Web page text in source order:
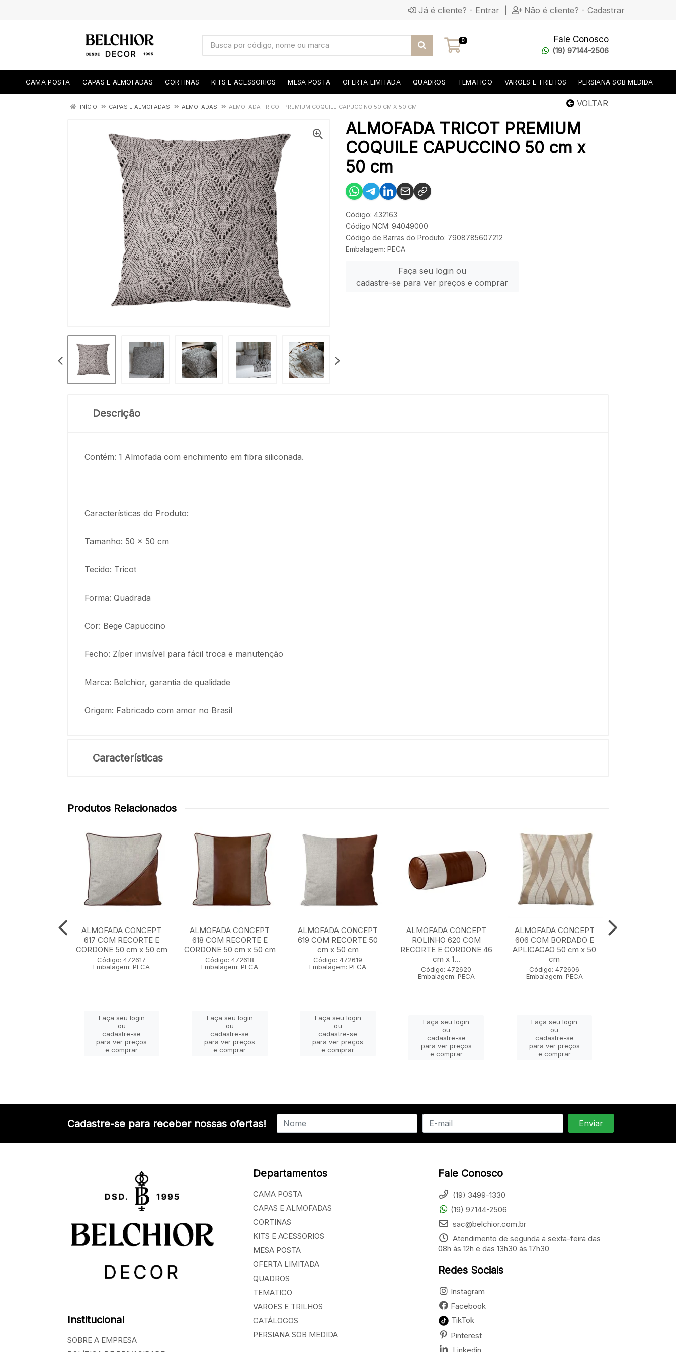
Já é cliente? - Entrar Não é cliente? - Cadastrar
0 Fale Conosco
(19) 97144-2506
CAMA POSTA CAPAS E ALMOFADAS CORTINAS KITS E ACESSORIOS MESA POSTA OFERTA LIMITADA QUADROS TEMATICO VAROES E TRILHOS PERSIANA SOB MEDIDA
VOLTAR
INÍCIO CAPAS E ALMOFADAS ALMOFADAS ALMOFADA TRICOT PREMIUM COQUILE CAPUCCINO 50 CM X 50 CM
ALMOFADA TRICOT PREMIUM
COQUILE CAPUCCINO 50 cm x
50 cm
Código: 432163
Código NCM: 94049000
Código de Barras do Produto: 7908785607212
Embalagem: PECA
Faça seu login ou
cadastre-se para ver preços e comprar
Descrição
Contém: 1 Almofada com enchimento em fibra siliconada.
Características do Produto:
Tamanho: 50 x 50 cm
Tecido: Tricot
Forma: Quadrada
Cor: Bege Capuccino
Fecho: Zíper invisível para fácil troca e manutenção
Marca: Belchior, garantia de qualidade
Origem: Fabricado com amor no Brasil
Características
Produtos Relacionados
ALMOFADA CONCEPT
617 COM RECORTE E
CORDONE 50 cm x 50 cm
Código: 472617
Embalagem: PECA
Faça seu login
ou
cadastre-se
para ver preços
e comprar
ALMOFADA CONCEPT
618 COM RECORTE E
CORDONE 50 cm x 50 cm
Código: 472618
Embalagem: PECA
Faça seu login
ou
cadastre-se
para ver preços
e comprar
ALMOFADA CONCEPT
619 COM RECORTE 50
cm x 50 cm
Código: 472619
Embalagem: PECA
Faça seu login
ou
cadastre-se
para ver preços
e comprar
ALMOFADA CONCEPT
ROLINHO 620 COM
RECORTE E CORDONE 46
cm x 1...
Código: 472620
Embalagem: PECA
Faça seu login
ou
cadastre-se
para ver preços
e comprar
ALMOFADA CONCEPT
606 COM BORDADO E
APLICACAO 50 cm x 50
cm
Código: 472606
Embalagem: PECA
Faça seu login
ou
cadastre-se
para ver preços
e comprar
Cadastre-se para receber nossas ofertas!
Institucional
SOBRE A EMPRESA
Departamentos
CAMA POSTA
CAPAS E ALMOFADAS
CORTINAS
KITS E ACESSORIOS
MESA POSTA
OFERTA LIMITADA
QUADROS
TEMATICO
VAROES E TRILHOS
CATÁLOGOS
PERSIANA SOB MEDIDA
Fale Conosco
(19) 3499-1330
(19) 97144-2506
sac@belchior.com.br
Atendimento de segunda a sexta-feira das
08h às 12h e das 13h30 às 17h30
Redes Sociais
Instagram
Facebook
TikTok
Pinterest